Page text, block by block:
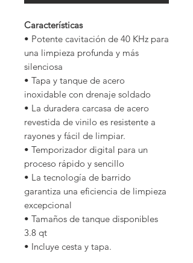
Características
• Potente cavitación de 40 KHz para
una limpieza profunda y más
silenciosa
• Tapa y tanque de acero
inoxidable con drenaje soldado
• La duradera carcasa de acero
revestida de vinilo es resistente a
rayones y fácil de limpiar.
• Temporizador digital para un
proceso rápido y sencillo
• La tecnología de barrido
garantiza una eficiencia de limpieza
excepcional
• Tamaños de tanque disponibles
3.8 qt
• Incluye cesta y tapa.